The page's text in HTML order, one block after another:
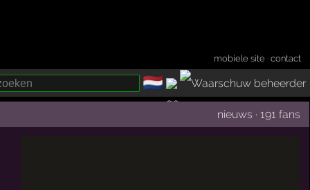
mobiele site ·contact
🇳🇱
nieuws ·191 fans